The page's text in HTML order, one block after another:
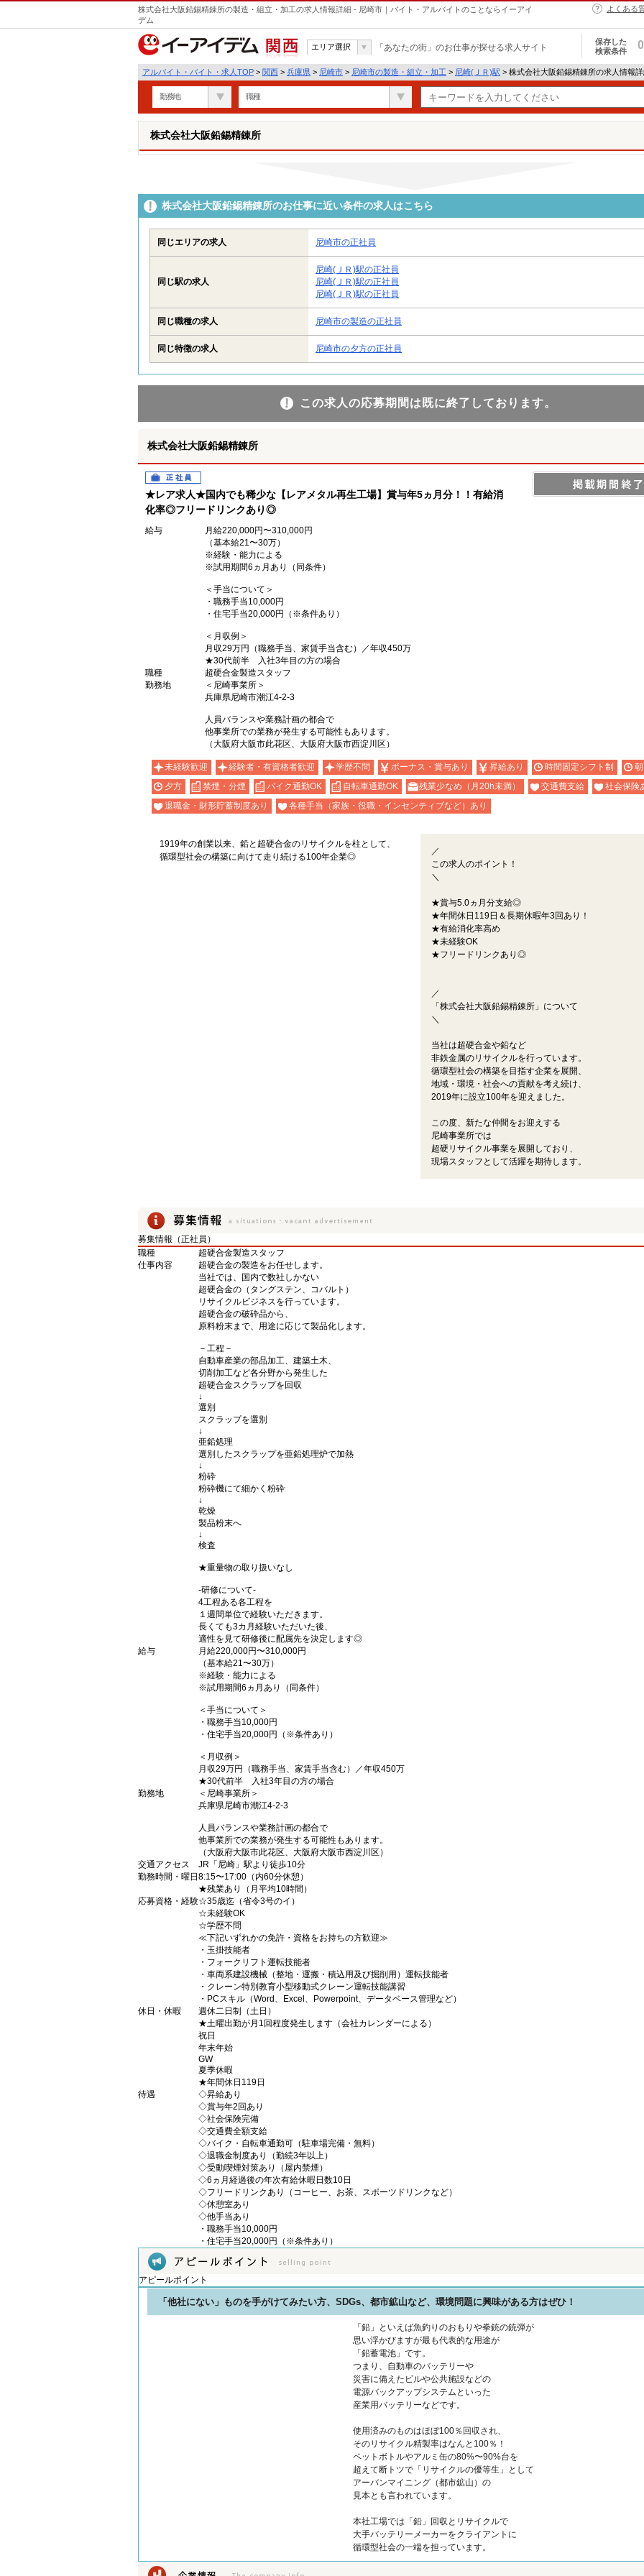
株式会社大阪鉛錫精錬所の製造・組立・加工の求人情報詳細 - 尼崎市｜バイト・アルバイトのことならイーアイ
デム
よくある
関西
エリア選択 「あなたの街」のお仕事が探せる求人サイト
保存した
検索条件
0
アルバイト・バイト・求人TOP > 関西 > 兵庫県 > 尼崎市 > 尼崎市の製造・組立・加工 > 尼崎(ＪＲ)駅 > 株式会社大阪鉛錫精錬所の求人情報
勤務地 職種
株式会社大阪鉛錫精錬所
株式会社大阪鉛錫精錬所のお仕事に近い条件の求人はこちら
同じエリアの求人 尼崎市の正社員
同じ駅の求人
尼崎(ＪＲ)駅の正社員
尼崎(ＪＲ)駅の正社員
尼崎(ＪＲ)駅の正社員
同じ職種の求人 尼崎市の製造の正社員
同じ特徴の求人 尼崎市の夕方の正社員
この求人の応募期間は既に終了しております。
株式会社大阪鉛錫精錬所
正社員
★レア求人★国内でも稀少な【レアメタル再生工場】賞与年5ヵ月分！！有給消
化率◎フリードリンクあり◎
給与
月給220,000円〜310,000円
（基本給21〜30万）
※経験・能力による
※試用期間6ヵ月あり（同条件）
＜手当について＞
・職務手当10,000円
・住宅手当20,000円（※条件あり）
＜月収例＞
月収29万円（職務手当、家賃手当含む）／年収450万
★30代前半 入社3年目の方の場合
職種
超硬合金製造スタッフ
勤務地
＜尼崎事業所＞
兵庫県尼崎市潮江4-2-3
人員バランスや業務計画の都合で
他事業所での業務が発生する可能性もあります。
（大阪府大阪市此花区、大阪府大阪市西淀川区）
未経験歓迎 経験者・有資格者歓迎 学歴不問 ボーナス・賞与あり 昇給あり 時間固定シフト制
朝
夕方
禁煙・分煙 バイク通勤OK 自転車通勤OK 残業少なめ（月20h未満） 交通費支給
社会保険
退職金・財形貯蓄制度あり
各種手当（家族・役職・インセンティブなど）あり
1919年の創業以来、鉛と超硬合金のリサイクルを柱として、
循環型社会の構築に向けて走り続ける100年企業◎
／
この求人のポイント！
＼
★賞与5.0ヵ月分支給◎
★年間休日119日＆長期休暇年3回あり！
★有給消化率高め
★未経験OK
★フリードリンクあり◎
／
「株式会社大阪鉛錫精錬所」について
＼
当社は超硬合金や鉛など
非鉄金属のリサイクルを行っています。
循環型社会の構築を目指す企業を展開、
地域・環境・社会への貢献を考え続け、
2019年に設立100年を迎えました。
この度、新たな仲間をお迎えする
尼崎事業所では
超硬リサイクル事業を展開しており、
現場スタッフとして活躍を期待します。
募集情報（正社員）
職種
超硬合金製造スタッフ
仕事内容
超硬合金の製造をお任せします。
当社では、国内で数社しかない
超硬合金の（タングステン、コバルト）
リサイクルビジネスを行っています。
超硬合金の破砕品から、
原料粉末まで、用途に応じて製品化します。
－工程－
自動車産業の部品加工、建築土木、
切削加工など各分野から発生した
超硬合金スクラップを回収
↓
選別
スクラップを選別
↓
亜鉛処理
選別したスクラップを亜鉛処理炉で加熱
↓
粉砕
粉砕機にて細かく粉砕
↓
乾燥
製品粉末へ
↓
検査
★重量物の取り扱いなし
-研修について-
4工程ある各工程を
１週間単位で経験いただきます。
長くても3カ月経験いただいた後、
適性を見て研修後に配属先を決定します◎
給与
月給220,000円〜310,000円
（基本給21〜30万）
※経験・能力による
※試用期間6ヵ月あり（同条件）
＜手当について＞
・職務手当10,000円
・住宅手当20,000円（※条件あり）
＜月収例＞
月収29万円（職務手当、家賃手当含む）／年収450万
★30代前半 入社3年目の方の場合
勤務地
＜尼崎事業所＞
兵庫県尼崎市潮江4-2-3
人員バランスや業務計画の都合で
他事業所での業務が発生する可能性もあります。
（大阪府大阪市此花区、大阪府大阪市西淀川区）
交通アクセス
JR「尼崎」駅より徒歩10分
勤務時間・曜日 8:15〜17:00（内60分休憩）
★残業あり（月平均10時間）
応募資格・経験☆35歳迄（省令3号のイ）
☆未経験OK
☆学歴不問
≪下記いずれかの免許・資格をお持ちの方歓迎≫
・玉掛技能者
・フォークリフト運転技能者
・車両系建設機械（整地・運搬・積込用及び掘削用）運転技能者
・クレーン特別教育小型移動式クレーン運転技能講習
・PCスキル（Word、Excel、Powerpoint、データベース管理など）
休日・休暇
週休二日制（土日）
★土曜出勤が月1回程度発生します（会社カレンダーによる）
祝日
年末年始
GW
夏季休暇
★年間休日119日
待遇
◇昇給あり
◇賞与年2回あり
◇社会保険完備
◇交通費全額支給
◇バイク・自転車通勤可（駐車場完備・無料）
◇退職金制度あり（勤続3年以上）
◇受動喫煙対策あり（屋内禁煙）
◇6ヵ月経過後の年次有給休暇日数10日
◇フリードリンクあり（コーヒー、お茶、スポーツドリンクなど）
◇休憩室あり
◇他手当あり
・職務手当10,000円
・住宅手当20,000円（※条件あり）
アピールポイント
「他社にない」ものを手がけてみたい方、SDGs、都市鉱山など、環境問題に興味がある方はぜひ！
「鉛」といえば魚釣りのおもりや拳銃の銃弾が
思い浮かびますが最も代表的な用途が
「鉛蓄電池」です。
つまり、自動車のバッテリーや
災害に備えたビルや公共施設などの
電源バックアップシステムといった
産業用バッテリーなどです。
使用済みのものはほぼ100％回収され、
そのリサイクル精製率はなんと100％！
ペットボトルやアルミ缶の80%〜90%台を
超えて断トツで「リサイクルの優等生」として
アーバンマイニング（都市鉱山）の
見本とも言われています。
本社工場では「鉛」回収とリサイクルで
大手バッテリーメーカーをクライアントに
循環型社会の一端を担っています。